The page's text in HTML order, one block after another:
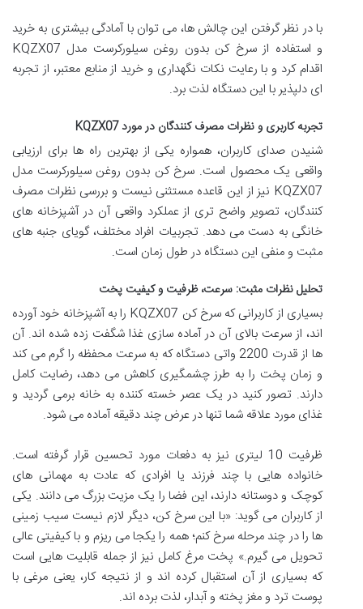
با در نظر گرفتن این چالش ها، می توان با آمادگی بیشتری به خرید
و استفاده از سرخ کن بدون روغن سیلورکرست مدل KQZX07
اقدام کرد و با رعایت نکات نگهداری و خرید از منابع معتبر، از تجربه
ای دلپذیر با این دستگاه لذت برد.
تجربه کاربری و نظرات مصرف کنندگان در مورد KQZX07
شنیدن صدای کاربران، همواره یکی از بهترین راه ها برای ارزیابی
واقعی یک محصول است. سرخ کن بدون روغن سیلورکرست مدل
KQZX07 نیز از این قاعده مستثنی نیست و بررسی نظرات مصرف
کنندگان، تصویر واضح تری از عملکرد واقعی آن در آشپزخانه های
خانگی به دست می دهد. تجربیات افراد مختلف، گویای جنبه های
مثبت و منفی این دستگاه در طول زمان است.
تحلیل نظرات مثبت: سرعت، ظرفیت و کیفیت پخت
بسیاری از کاربرانی که سرخ کن KQZX07 را به آشپزخانه خود آورده
اند، از سرعت بالای آن در آماده سازی غذا شگفت زده شده اند. آن
ها از قدرت 2200 واتی دستگاه که به سرعت محفظه را گرم می کند
و زمان پخت را به طرز چشمگیری کاهش می دهد، رضایت کامل
دارند. تصور کنید در یک عصر خسته کننده به خانه برمی گردید و
غذای مورد علاقه شما تنها در عرض چند دقیقه آماده می شود.
ظرفیت 10 لیتری نیز به دفعات مورد تحسین قرار گرفته است.
خانواده هایی با چند فرزند یا افرادی که عادت به مهمانی های
کوچک و دوستانه دارند، این فضا را یک مزیت بزرگ می دانند. یکی
از کاربران می گوید: «با این سرخ کن، دیگر لازم نیست سیب زمینی
ها را در چند مرحله سرخ کنم؛ همه را یکجا می ریزم و با کیفیتی عالی
تحویل می گیرم.» پخت مرغ کامل نیز از جمله قابلیت هایی است
که بسیاری از آن استقبال کرده اند و از نتیجه کار، یعنی مرغی با
پوست ترد و مغز پخته و آبدار، لذت برده اند.